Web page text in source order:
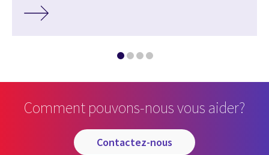
Comment pouvons-nous vous aider?
contactez-nous